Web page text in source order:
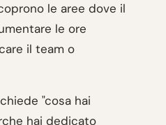
le aree dove il
le ore
il team o
"cosa hai
hai dedicato